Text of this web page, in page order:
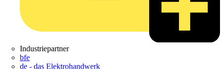
Industriepartner
bfe
de - das Elektrohandwerk